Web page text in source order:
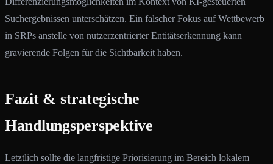
Suchergebnissen unterschätzen. Ein falscher Fokus auf Wettbewerb
in SRPs anstelle von nutzerzentrierter Entitätserkennung kann
gravierende Folgen für die Sichtbarkeit haben.
Fazit & strategische
Handlungsperspektive
Letztlich sollte die langfristige Priorisierung im Bereich lokalem